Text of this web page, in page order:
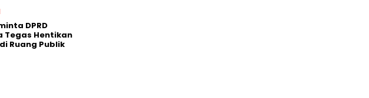
DPRD
Tegas Hentikan
Ruang Publik